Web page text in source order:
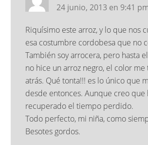
24 junio, 2013 en 9:41
Riquísimo este arroz, y lo que nos
esa costumbre cordobesa que no
También soy arrocera, pero hasta
no hice un arroz negro, el color
atrás. Qué tonta!!! es lo único que
desde entonces. Aunque creo que
recuperado el tiempo perdido.
Todo perfecto, mi niña, como
Besotes gordos.